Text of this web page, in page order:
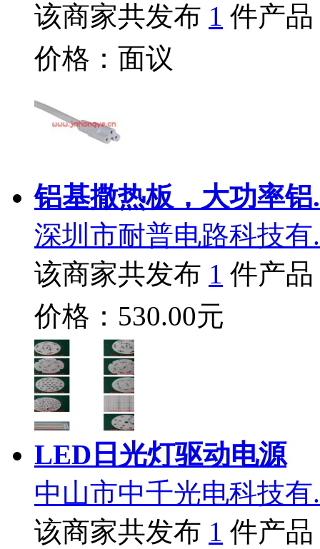
该商家共发布 1 件产品
价格：面议
铝基撒热板，大功率铝
深圳市耐普电路科技有
该商家共发布 1 件产品
价格：530.00元
LED日光灯驱动电源
中山市中千光电科技有
该商家共发布 1 件产品